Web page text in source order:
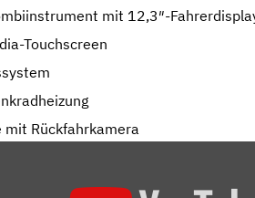
mit 12,3″-
Touchscreen
mit Rückfahrkamera